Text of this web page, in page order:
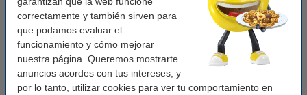
correctamente y también sirven para
que podamos evaluar el
funcionamiento y cómo mejorar
nuestra página. Queremos mostrarte
anuncios acordes con tus intereses, y
por lo tanto, utilizar cookies para ver tu comportamiento en
Pack ahorro
123tinta LW650 etiquetas multifunción
cuadradas (25 x 25 mm) | Pack 5 uds
34,95 €